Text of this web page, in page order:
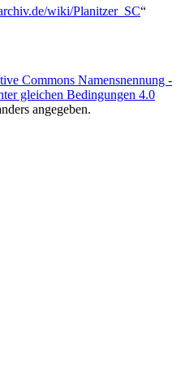
wiki/Planitzer_SC“
Commons Namensnennung -
gleichen Bedingungen 4.0
angegeben.